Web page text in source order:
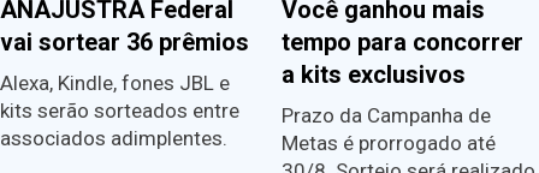
ANAJUSTRA Federal
vai sortear 36 prêmios
Alexa, Kindle, fones JBL e
kits serão sorteados entre
associados adimplentes.
Você ganhou mais
tempo para concorrer
a kits exclusivos
Prazo da Campanha de
Metas é prorrogado até